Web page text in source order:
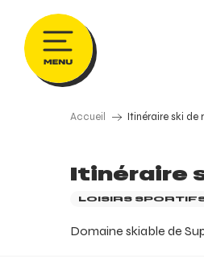
contenu
principal
Accueil Itinéraire ski de
Itinéraire
LOISIRS
Domaine skiable de